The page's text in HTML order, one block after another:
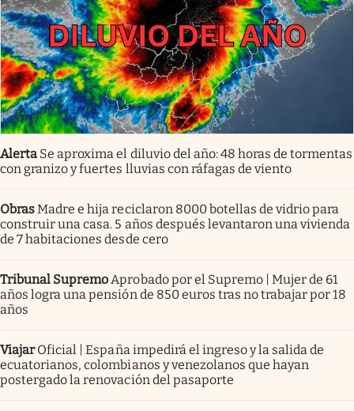
Alerta Se aproxima el diluvio del año: 48 horas de tormentas
con granizo y fuertes lluvias con ráfagas de viento
ObrasMadre e hija reciclaron 8000 botellas de vidrio para
construir una casa. 5 años después levantaron una vivienda
de 7 habitaciones desde cero
Tribunal SupremoAprobado por el Supremo | Mujer de 61
años logra una pensión de 850 euros tras no trabajar por 18
años
Viajar Oficial | España impedirá el ingreso y la salida de
ecuatorianos, colombianos y venezolanos que hayan
postergado la renovación del pasaporte